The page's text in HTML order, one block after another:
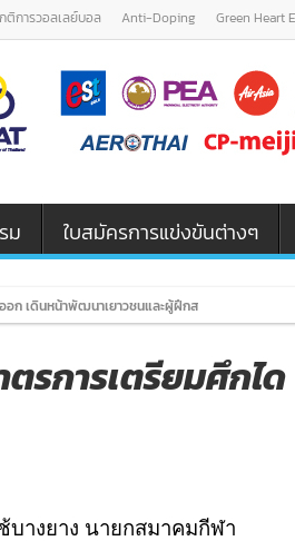
ติการวอลเลย์บอล Anti-Doping Green Heart
ม ใบสมัครการแข่งขันต่างๆ
ก เดินหน้าพัฒนาเยาวชนและผู้ฝึกสอนวอลเลย์บอล รุ่น
รการเตรียมศึกได
บางยาง นายกสมาคมกีฬา